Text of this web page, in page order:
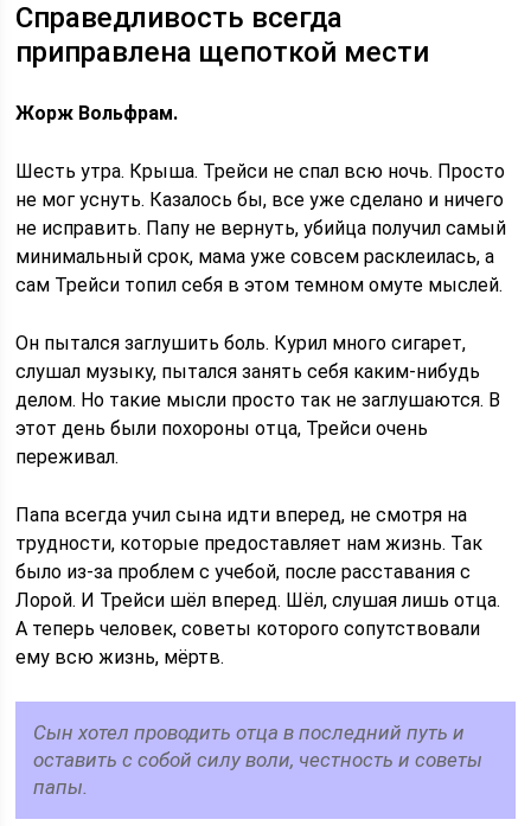
Справедливость всегда
приправлена щепоткой мести
Жорж Вольфрам.
Шесть утра. Крыша. Трейси не спал всю ночь. Просто
не мог уснуть. Казалось бы, все уже сделано и ничего
не исправить. Папу не вернуть, убийца получил самый
минимальный срок, мама уже совсем расклеилась, а
сам Трейси топил себя в этом темном омуте мыслей.
Он пытался заглушить боль. Курил много сигарет,
слушал музыку, пытался занять себя каким-нибудь
делом. Но такие мысли просто так не заглушаются. В
этот день были похороны отца, Трейси очень
переживал.
Папа всегда учил сына идти вперед, не смотря на
трудности, которые предоставляет нам жизнь. Так
было из-за проблем с учебой, после расставания с
Лорой. И Трейси шёл вперед. Шёл, слушая лишь отца.
А теперь человек, советы которого сопутствовали
ему всю жизнь, мёртв.
Сын хотел проводить отца в последний путь и
оставить с собой силу воли, честность и советы
папы.